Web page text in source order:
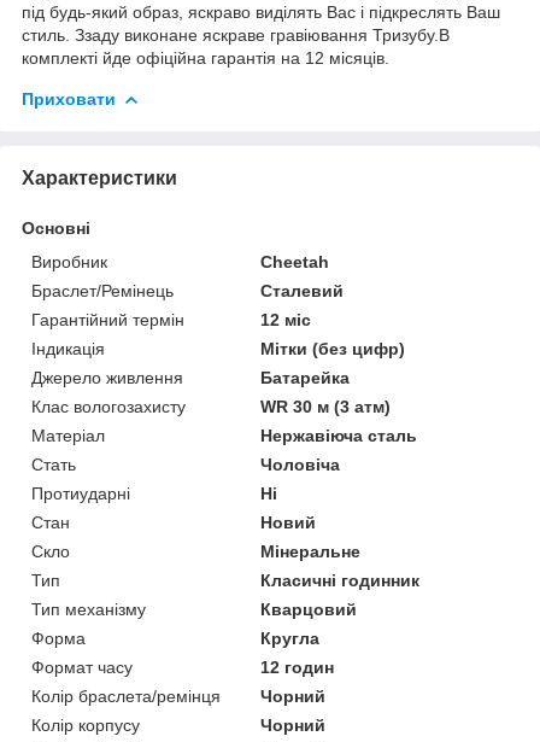
під будь-який образ, яскраво виділять Вас і підкреслять Ваш
стиль. Ззаду виконане яскраве гравіювання Тризубу.В
комплекті йде офіційна гарантія на 12 місяців.
Приховати
Характеристики
Основні
Виробник
Cheetah
Браслет/Ремінець
Сталевий
Гарантійний термін
12 міс
Індикація
Мітки (без цифр)
Джерело живлення
Батарейка
Клас вологозахисту
WR 30 м (3 атм)
Матеріал
Нержавіюча сталь
Стать
Чоловіча
Протиударні
Ні
Стан
Новий
Скло
Мінеральне
Тип
Класичні годинник
Тип механізму
Кварцовий
Форма
Кругла
Формат часу
12 годин
Колір браслета/ремінця
Чорний
Колір корпусу
Чорний